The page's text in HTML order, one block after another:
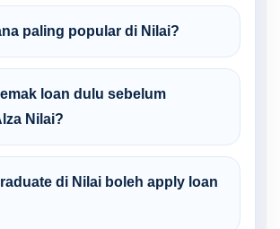
paling popular di Nilai?
loan dulu sebelum
Nilai?
di Nilai boleh apply loan